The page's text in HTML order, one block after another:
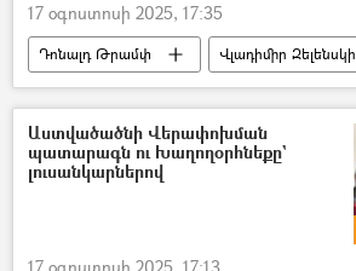
17 օգոստոսի 2025, 17:35
Դոնալդ Թրամփ
Վլադիմիր Զելենսկի
Ուրսուլա ֆոն դեր Լյայեն
Էմանուել
Աստվածածնի Վերափոխման
պատարագն ու Խաղողօրհնեքը`
լուսանկարներով
17 օգոստոսի 2025, 17:13